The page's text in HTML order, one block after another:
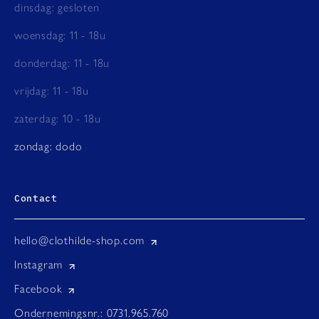
onze huid (de hoornlaag) bevindt. Daarnaast kan
glycerine ook gebruikt worden als ingrediënt in
vermogen om water aan te trekken en vocht vast te
houden.
dinsdag: gesloten
woensdag: 11 - 18u
donderdag: 11 - 18u
vrijdag: 11 - 18u
zaterdag: 10 - 18u
zondag: dodo
Contact
hello@clothilde-shop.com
Instagram
Facebook
Ondernemingsnr.: 0731.965.760